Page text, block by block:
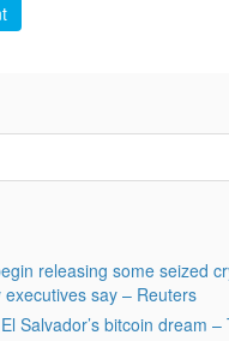
releasing some seized
say – Reuters
Salvador’s bitcoin dream –